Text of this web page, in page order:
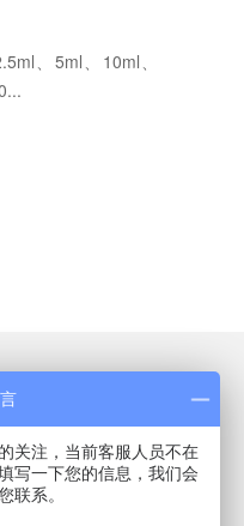
、5ml、10ml、
6000多种，备货充足
关注，当前客服人员不在
写一下您的信息，我们会
联系。